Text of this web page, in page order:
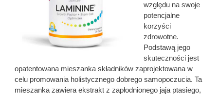
względu na swoje
potencjalne
korzyści
zdrowotne.
Podstawą jego
skuteczności jest
opatentowana mieszanka składników zaprojektowana w
celu promowania holistycznego dobrego samopoczucia. Ta
mieszanka zawiera ekstrakt z zapłodnionego jaja ptasiego,